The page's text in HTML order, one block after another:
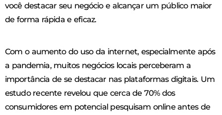
você destacar seu negócio e alcançar um público maior
de forma rápida e eficaz.
Com o aumento do uso da internet, especialmente após
a pandemia, muitos negócios locais perceberam a
importância de se destacar nas plataformas digitais. Um
estudo recente revelou que cerca de 70% dos
consumidores em potencial pesquisam online antes de